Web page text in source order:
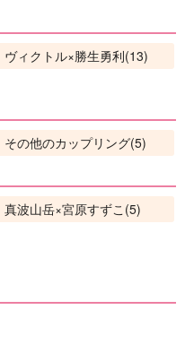
ヴィクトル×勝生勇利(13)
その他のカップリング(5)
真波山岳×宮原すずこ(5)